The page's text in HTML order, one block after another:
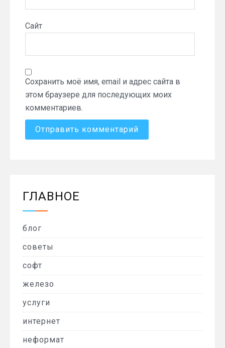
Сайт
Сохранить моё имя, email и адрес сайта в
этом браузере для последующих моих
комментариев.
ГЛАВНОЕ
блог
советы
софт
железо
услуги
интернет
неформат